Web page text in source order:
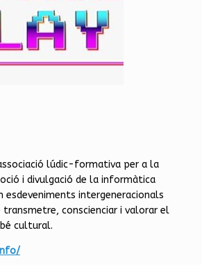
lúdic-formativa per a la
i divulgació de la informàtica
esdeveniments intergeneracionals
conscienciar i valorar el
cultural.